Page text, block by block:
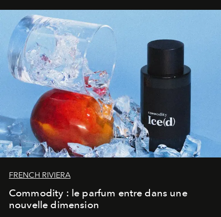
FRENCH RIVIERA
Commodity : le parfum entre dans une
nouvelle dimension